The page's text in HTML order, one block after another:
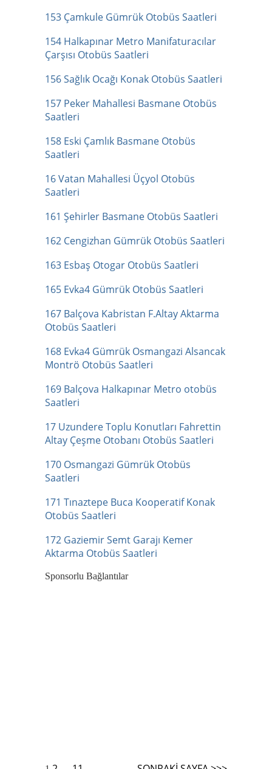
153 Çamkule Gümrük Otobüs Saatleri
154 Halkapınar Metro Manifaturacılar
Çarşısı Otobüs Saatleri
156 Sağlık Ocağı Konak Otobüs Saatleri
157 Peker Mahallesi Basmane Otobüs
Saatleri
158 Eski Çamlık Basmane Otobüs
Saatleri
16 Vatan Mahallesi Üçyol Otobüs
Saatleri
161 Şehirler Basmane Otobüs Saatleri
162 Cengizhan Gümrük Otobüs Saatleri
163 Esbaş Otogar Otobüs Saatleri
165 Evka4 Gümrük Otobüs Saatleri
167 Balçova Kabristan F.Altay Aktarma
Otobüs Saatleri
168 Evka4 Gümrük Osmangazi Alsancak
Montrö Otobüs Saatleri
169 Balçova Halkapınar Metro otobüs
Saatleri
17 Uzundere Toplu Konutları Fahrettin
Altay Çeşme Otobanı Otobüs Saatleri
170 Osmangazi Gümrük Otobüs
Saatleri
171 Tınaztepe Buca Kooperatif Konak
Otobüs Saatleri
172 Gaziemir Semt Garajı Kemer
Aktarma Otobüs Saatleri
Sponsorlu Bağlantılar